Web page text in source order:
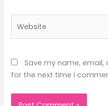
Save my name,
for the next time I